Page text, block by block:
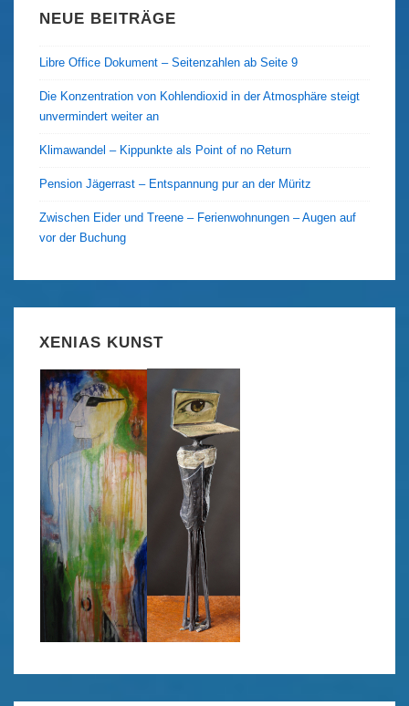
NEUE BEITRÄGE
Libre Office Dokument – Seitenzahlen ab Seite 9
Die Konzentration von Kohlendioxid in der Atmosphäre steigt
unvermindert weiter an
Klimawandel – Kippunkte als Point of no Return
Pension Jägerrast – Entspannung pur an der Müritz
Zwischen Eider und Treene – Ferienwohnungen – Augen auf
vor der Buchung
XENIAS KUNST